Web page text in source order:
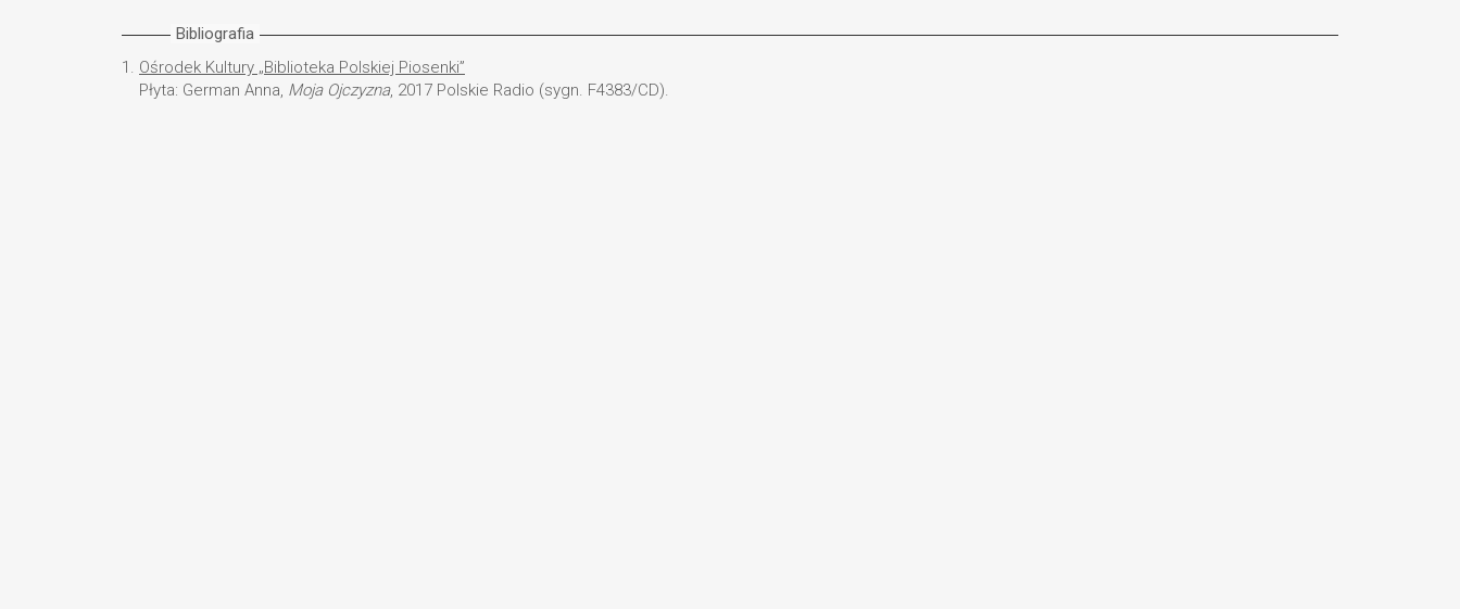
Bibliografia
1. Ośrodek Kultury „Biblioteka Polskiej Piosenki”
Płyta: German Anna, Moja Ojczyzna, 2017 Polskie Radio (sygn. F4383/CD).